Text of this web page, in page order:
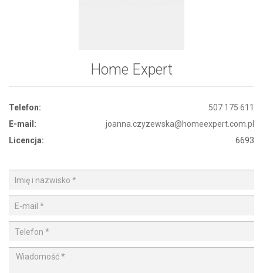
Home Expert
Telefon:
507 175 611
E-mail:
joanna.czyzewska@homeexpert.com.pl
Licencja:
6693